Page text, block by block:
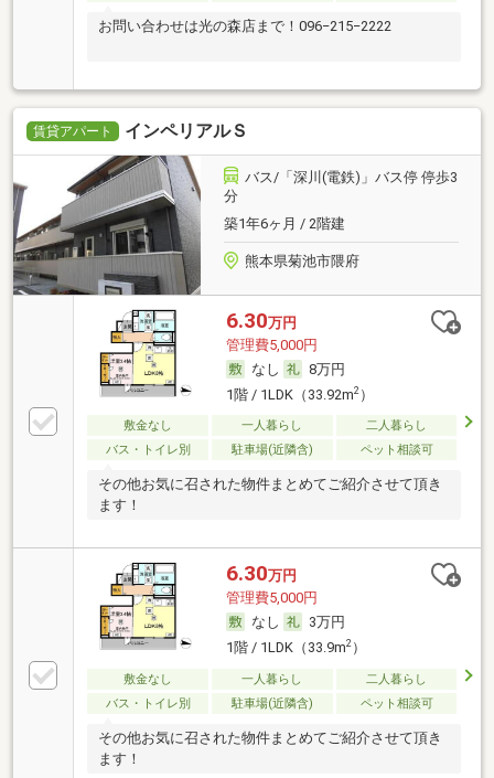
お問い合わせは光の森店まで！096−215−2222
賃貸アパート インペリアルＳ
バス/「深川(電鉄)」バス停 停歩3
分
築1年6ヶ月 / 2階建
熊本県菊池市隈府
6.30万円
管理費5,000円
なし
8万円
1階 / 1LDK（33.92m2）
敷金なし 一人暮らし
二人暮らし
バス・トイレ別
駐車場(近隣含) ペット相談可
その他お気に召された物件まとめてご紹介させて頂き
ます！
6.30万円
管理費5,000円
なし
3万円
1階 / 1LDK（33.9m2）
敷金なし 一人暮らし
二人暮らし
バス・トイレ別
駐車場(近隣含) ペット相談可
その他お気に召された物件まとめてご紹介させて頂き
ます！